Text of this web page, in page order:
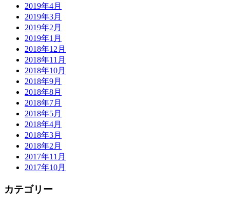
2019年4月
2019年3月
2019年2月
2019年1月
2018年12月
2018年11月
2018年10月
2018年9月
2018年8月
2018年7月
2018年5月
2018年4月
2018年3月
2018年2月
2017年11月
2017年10月
カテゴリー